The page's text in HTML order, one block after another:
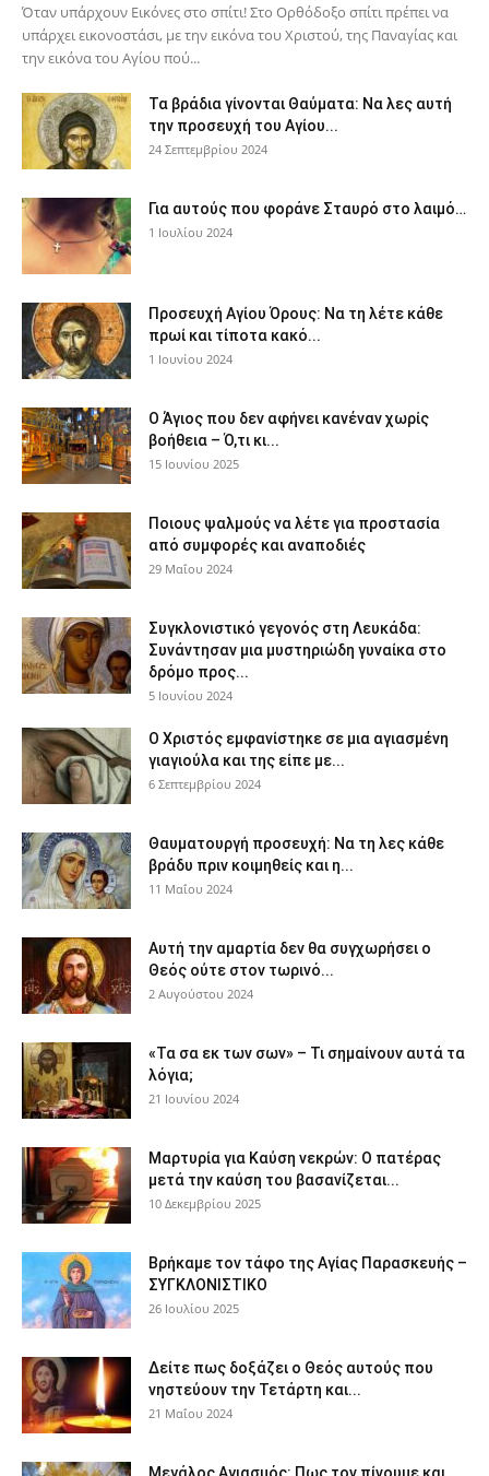
Όταν υπάρχουν Εικόνες στο σπίτι! Στο Ορθόδοξο σπίτι πρέπει να
υπάρχει εικονοστάσι, με την εικόνα του Χριστού, της Παν­αγίας και
την εικόνα του Αγίου πού...
Τα βράδια γίνονται Θαύματα: Να λες αυτή
την προσευχή του Αγίου...
24 Σεπτεμβρίου 2024
Για αυτούς που φοράνε Σταυρό στο λαιμό…
1 Ιουλίου 2024
Προσευχή Αγίου Όρους: Να τη λέτε κάθε
πρωί και τίποτα κακό...
1 Ιουνίου 2024
Ο Άγιος που δεν αφήνει κανέναν χωρίς
βοήθεια – Ό,τι κι...
15 Ιουνίου 2025
Ποιους ψαλμούς να λέτε για προστασία
από συμφορές και αναποδιές
29 Μαΐου 2024
Συγκλονιστικό γεγονός στη Λευκάδα:
Συνάντησαν μια μυστηριώδη γυναίκα στο
δρόμο προς...
5 Ιουνίου 2024
Ο Χριστός εμφανίστηκε σε μια αγιασμένη
γιαγιούλα και της είπε με...
6 Σεπτεμβρίου 2024
Θαυματουργή προσευχή: Να τη λες κάθε
βράδυ πριν κοιμηθείς και η...
11 Μαΐου 2024
Αυτή την αμαρτία δεν θα συγχωρήσει ο
Θεός ούτε στον τωρινό...
2 Αυγούστου 2024
«Τα σα εκ των σων» – Τι σημαίνουν αυτά τα
λόγια;
21 Ιουνίου 2024
Μαρτυρία για Καύση νεκρών: Ο πατέρας
μετά την καύση του βασανίζεται...
10 Δεκεμβρίου 2025
Βρήκαμε τον τάφο της Αγίας Παρασκευής –
ΣΥΓΚΛΟΝΙΣΤΙΚΟ
26 Ιουλίου 2025
Δείτε πως δοξάζει ο Θεός αυτούς που
νηστεύουν την Τετάρτη και...
21 Μαΐου 2024